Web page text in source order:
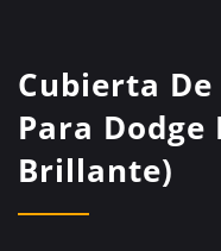
Cubierta
Para
Brillante)